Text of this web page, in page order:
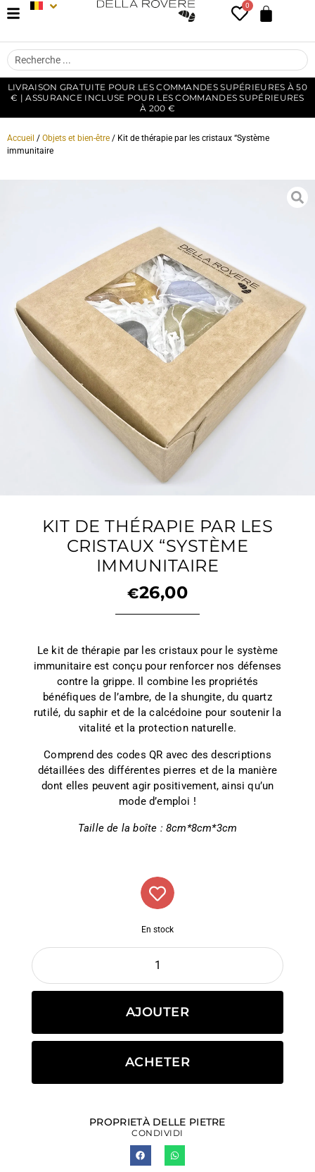
0
LIVRAISON GRATUITE POUR LES COMMANDES SUPÉRIEURES À 50
€ | ASSURANCE INCLUSE POUR LES COMMANDES SUPÉRIEURES
À 200 €
Accueil / Objets et bien-être / Kit de thérapie par les cristaux “Système
immunitaire
KIT DE THÉRAPIE PAR LES
CRISTAUX “SYSTÈME
IMMUNITAIRE
€26,00
Le kit de thérapie par les cristaux pour le système
immunitaire est conçu pour renforcer nos défenses
contre la grippe. Il combine les propriétés
bénéfiques de l’ambre, de la shungite, du quartz
rutilé, du saphir et de la calcédoine pour soutenir la
vitalité et la protection naturelle.
Comprend des codes QR avec des descriptions
détaillées des différentes pierres et de la manière
dont elles peuvent agir positivement, ainsi qu’un
mode d’emploi !
Taille de la boîte : 8cm*8cm*3cm
En stock
AJOUTER
ACHETER
PROPRIETÀ DELLE PIETRE
CONDIVIDI